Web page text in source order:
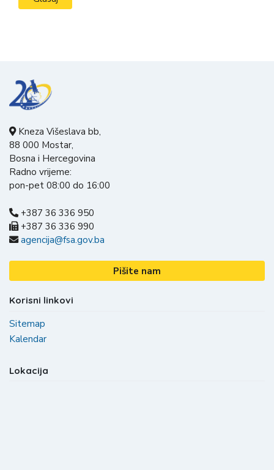
Kneza Višeslava bb,
88 000 Mostar,
Bosna i Hercegovina
Radno vrijeme:
pon-pet 08:00 do 16:00
+387 36 336 950
+387 36 336 990
agencija@fsa.gov.ba
Pišite nam
Korisni linkovi
Sitemap
Kalendar
Lokacija